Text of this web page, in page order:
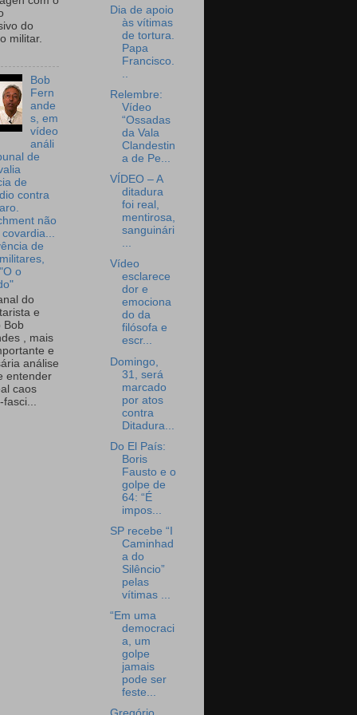
do
militar.
Bob
Fern
ande
s, em
vídeo
análi
de
de
contra
não
de
o
do
e
Bob
, mais
e
análise
entender
caos
Dia de apoio
às vítimas
de tortura.
Papa
Francisco.
..
Relembre:
Vídeo
“Ossadas
da Vala
Clandestin
a de Pe...
VÍDEO – A
ditadura
foi real,
mentirosa,
sanguinári
...
Vídeo
esclarece
dor e
emociona
do da
filósofa e
escr...
Domingo,
31, será
marcado
por atos
contra
Ditadura...
Do El País:
Boris
Fausto e o
golpe de
64: “É
impos...
SP recebe “I
Caminhad
a do
Silêncio”
pelas
vítimas ...
“Em uma
democraci
a, um
golpe
jamais
pode ser
feste...